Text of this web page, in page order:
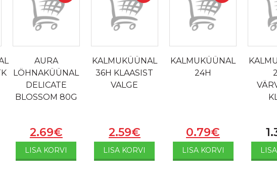
AURA
LÖHNAKÜÜNAL
DELICATE
BLOSSOM 80G
2.69€
LISA KORVI
KALMUKÜÜNAL
36H KLAASIST
VALGE
2.59€
LISA KORVI
KALMUKÜÜNAL
24H
0.79€
LISA KORVI